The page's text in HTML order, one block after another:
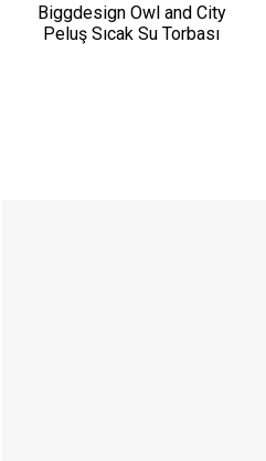
Biggdesign Owl and City
Peluş Sıcak Su Torbası